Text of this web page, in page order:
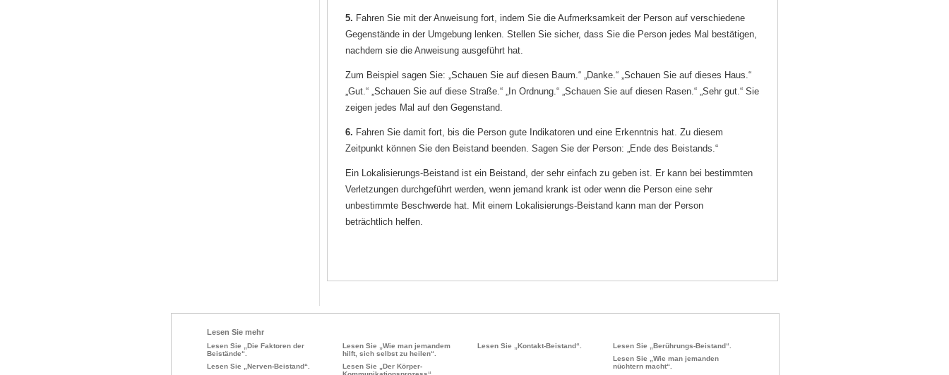
5. Fahren Sie mit der Anweisung fort, indem Sie die Aufmerksamkeit der Person auf verschiedene
Gegenstände in der Umgebung lenken. Stellen Sie sicher, dass Sie die Person jedes Mal bestätigen,
nachdem sie die Anweisung ausgeführt hat.
Zum Beispiel sagen Sie: „Schauen Sie auf diesen Baum.“ „Danke.“ „Schauen Sie auf dieses Haus.“
„Gut.“ „Schauen Sie auf diese Straße.“ „In Ordnung.“ „Schauen Sie auf diesen Rasen.“ „Sehr gut.“ Sie
zeigen jedes Mal auf den Gegenstand.
6. Fahren Sie damit fort, bis die Person gute Indikatoren und eine Erkenntnis hat. Zu diesem
Zeitpunkt können Sie den Beistand beenden. Sagen Sie der Person: „Ende des Beistands.“
Ein Lokalisierungs-Beistand ist ein Beistand, der sehr einfach zu geben ist. Er kann bei bestimmten
Verletzungen durchgeführt werden, wenn jemand krank ist oder wenn die Person eine sehr
unbestimmte Beschwerde hat. Mit einem Lokalisierungs-Beistand kann man der Person
beträchtlich helfen.
Lesen Sie mehr
Lesen Sie „Die Faktoren der
Beistände“.
Lesen Sie „Nerven-Beistand“.
Lesen Sie „Wie man jemandem
hilft, sich selbst zu heilen“.
Lesen Sie „Der Körper-
Lesen Sie „Kontakt-Beistand“.
Lesen Sie „Berührungs-Beistand“.
Lesen Sie „Wie man jemanden
nüchtern macht“.